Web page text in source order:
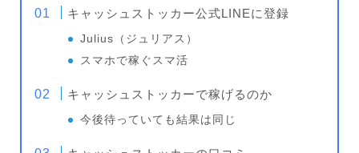
キャッシュストッカー公式LINEに登録
Julius（ジュリアス）
スマホで稼ぐスマ活
キャッシュストッカーで稼げるのか
今後待っていても結果は同じ